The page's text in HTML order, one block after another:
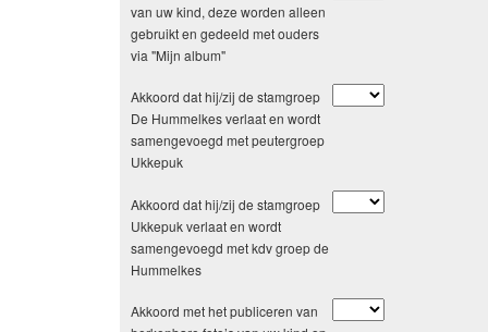
van uw kind, deze worden alleen
gebruikt en gedeeld met ouders
via "Mijn album"
Akkoord dat hij/zij de stamgroep
De Hummelkes verlaat en wordt
samengevoegd met peutergroep
Ukkepuk
Akkoord dat hij/zij de stamgroep
Ukkepuk verlaat en wordt
samengevoegd met kdv groep de
Hummelkes
Akkoord met het publiceren van